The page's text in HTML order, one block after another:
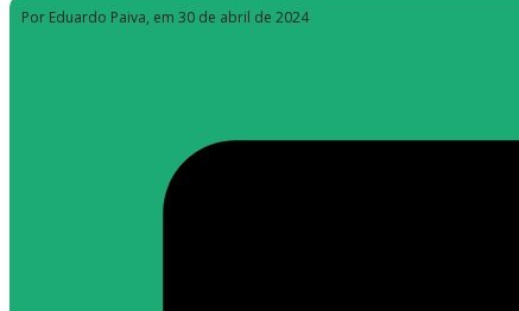
Por Eduardo Paiva, em 30 de abril de 2024